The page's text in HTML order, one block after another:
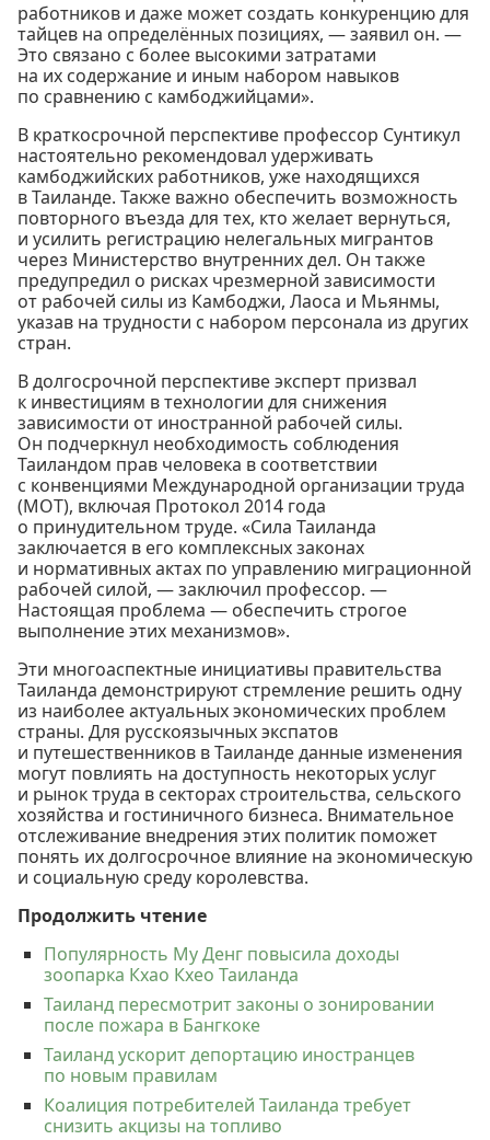
работников и даже может создать конкуренцию для
тайцев на определённых позициях, — заявил он. —
Это связано с более высокими затратами
на их содержание и иным набором навыков
по сравнению с камбоджийцами».
В краткосрочной перспективе профессор Сунтикул
настоятельно рекомендовал удерживать
камбоджийских работников, уже находящихся
в Таиланде. Также важно обеспечить возможность
повторного въезда для тех, кто желает вернуться,
и усилить регистрацию нелегальных мигрантов
через Министерство внутренних дел. Он также
предупредил о рисках чрезмерной зависимости
от рабочей силы из Камбоджи, Лаоса и Мьянмы,
указав на трудности с набором персонала из других
стран.
В долгосрочной перспективе эксперт призвал
к инвестициям в технологии для снижения
зависимости от иностранной рабочей силы.
Он подчеркнул необходимость соблюдения
Таиландом прав человека в соответствии
с конвенциями Международной организации труда
(МОТ), включая Протокол 2014 года
о принудительном труде. «Сила Таиланда
заключается в его комплексных законах
и нормативных актах по управлению миграционной
рабочей силой, — заключил профессор. —
Настоящая проблема — обеспечить строгое
выполнение этих механизмов».
Эти многоаспектные инициативы правительства
Таиланда демонстрируют стремление решить одну
из наиболее актуальных экономических проблем
страны. Для русскоязычных экспатов
и путешественников в Таиланде данные изменения
могут повлиять на доступность некоторых услуг
и рынок труда в секторах строительства, сельского
хозяйства и гостиничного бизнеса. Внимательное
отслеживание внедрения этих политик поможет
понять их долгосрочное влияние на экономическую
и социальную среду королевства.
Продолжить чтение
Популярность Му Денг повысила доходы
зоопарка Кхао Кхео Таиланда
Таиланд пересмотрит законы о зонировании
после пожара в Бангкоке
Таиланд ускорит депортацию иностранцев
по новым правилам
Коалиция потребителей Таиланда требует
снизить акцизы на топливо